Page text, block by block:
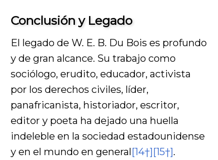
Conclusión y Legado
El legado de W. E. B. Du Bois es profundo
y de gran alcance. Su trabajo como
sociólogo, erudito, educador, activista
por los derechos civiles, líder,
panafricanista, historiador, escritor,
editor y poeta ha dejado una huella
indeleble en la sociedad estadounidense
y en el mundo en general[14†][15†].